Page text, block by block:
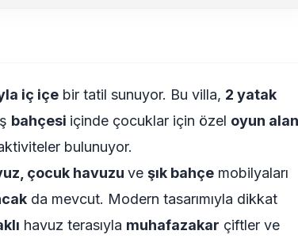
iç içe bir tatil sunuyor. Bu villa, 2 yatak
bahçesi içinde çocuklar için özel oyun
bulunuyor.
çocuk havuzu ve şık bahçe mobilyaları
da mevcut. Modern tasarımıyla dikkat
havuz terasıyla muhafazakar çiftler ve